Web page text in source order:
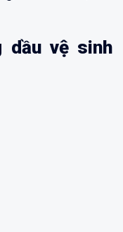
dầu vệ sinh